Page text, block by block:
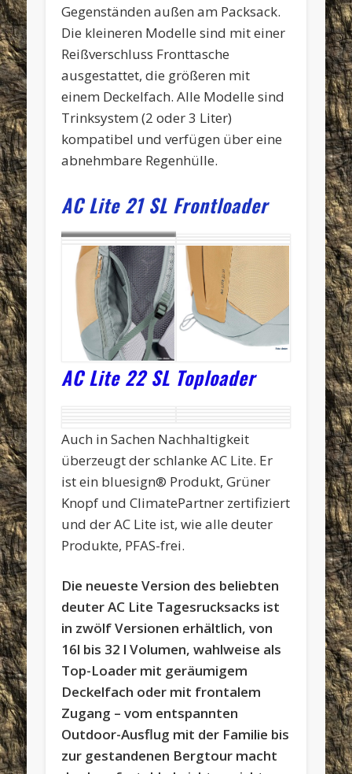
Gegenständen außen am Packsack.
Die kleineren Modelle sind mit einer
Reißverschluss Fronttasche
ausgestattet, die größeren mit
einem Deckelfach. Alle Modelle sind
Trinksystem (2 oder 3 Liter)
kompatibel und verfügen über eine
abnehmbare Regenhülle.
AC Lite 21 SL Frontloader
AC Lite 21 SL in
Frontloader Version
AC Lite 22 SL Toploader
Auch in Sachen Nachhaltigkeit
überzeugt der schlanke AC Lite. Er
ist ein bluesign® Produkt, Grüner
Knopf und ClimatePartner zertifiziert
und der AC Lite ist, wie alle deuter
Produkte, PFAS-frei.
Die neueste Version des beliebten
deuter AC Lite Tagesrucksacks ist
in zwölf Versionen erhältlich, von
16l bis 32 l Volumen, wahlweise als
Top-Loader mit geräumigem
Deckelfach oder mit frontalem
Zugang – vom entspannten
Outdoor-Ausflug mit der Familie bis
zur gestandenen Bergtour macht